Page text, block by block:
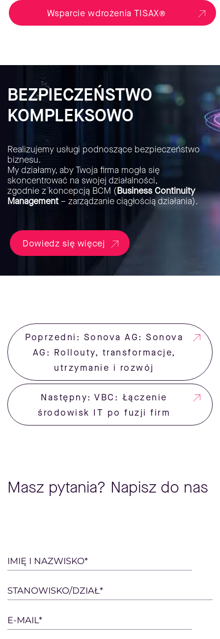
Wsparcie wdrożenia TISAX®
BEZPIECZEŃSTWO
KOMPLEKSOWO
Realizujemy usługi podnoszące bezpieczeństwo
biznesu.
My działamy, aby Twoja firma mogła się
skoncentrować na swojej działalności,
zgodnie z koncepcją BCM (Business Continuity
Management– zarządzanie ciągłością działania).
Dowiedz się więcej
Poprzedni: Sonova AG: Sonova
AG: Rollouty, transformacje,
utrzymanie i rozwój
Następny: VBC: Łączenie
środowisk IT po fuzji firm
Masz pytania? Napisz do nas
Please
leave
this
field
empty.
IMIĘ I NAZWISKO*
STANOWISKO/DZIAŁ*
E-MAIL*